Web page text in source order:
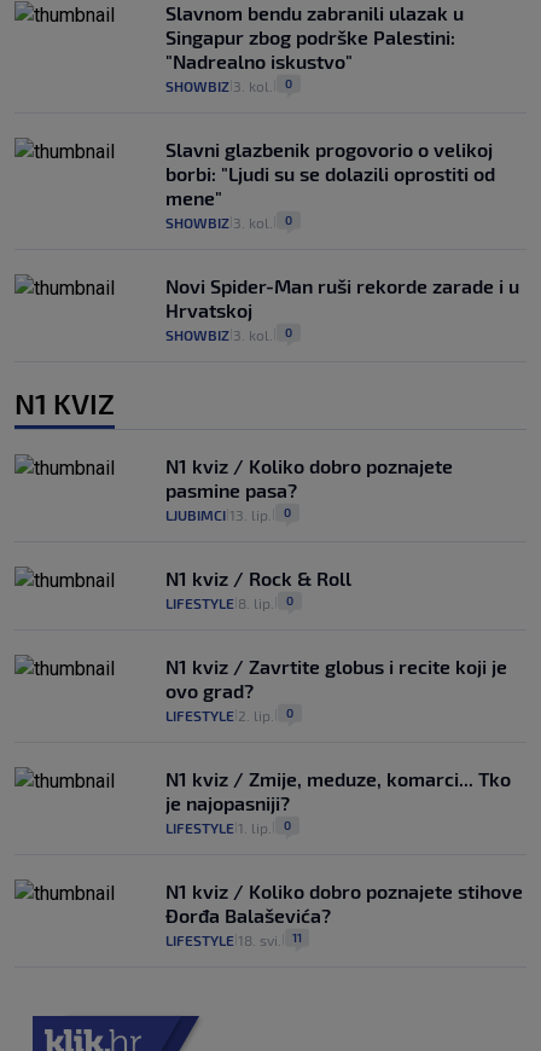
Slavnom bendu zabranili ulazak u
Singapur zbog podrške Palestini:
"Nadrealno iskustvo"
SHOWBIZ 3. kol. 0
Slavni glazbenik progovorio o velikoj
borbi: "Ljudi su se dolazili oprostiti od
mene"
SHOWBIZ 3. kol. 0
Novi Spider-Man ruši rekorde zarade i u
Hrvatskoj
SHOWBIZ 3. kol. 0
N1 KVIZ
N1 kviz / Koliko dobro poznajete
pasmine pasa?
LJUBIMCI 13. lip. 0
N1 kviz / Rock & Roll
LIFESTYLE 8. lip. 0
N1 kviz / Zavrtite globus i recite koji je
ovo grad?
LIFESTYLE 2. lip. 0
N1 kviz / Zmije, meduze, komarci... Tko
je najopasniji?
LIFESTYLE 1. lip. 0
N1 kviz / Koliko dobro poznajete stihove
Đorđa Balaševića?
LIFESTYLE 18. svi. 11